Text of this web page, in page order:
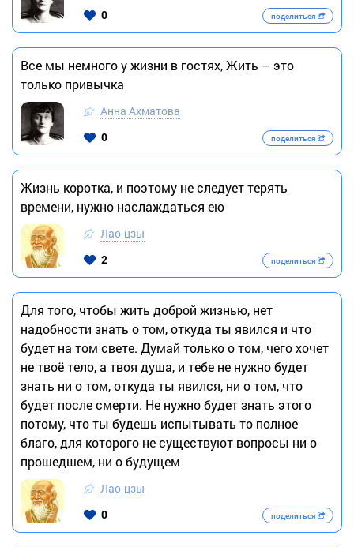
0 поделиться
Все мы немного у жизни в гостях, Жить – это
только привычка
Анна Ахматова
0
поделиться
Жизнь коротка, и поэтому не следует терять
времени, нужно наслаждаться ею
Лао-цзы
2
поделиться
Для того, чтобы жить доброй жизнью, нет
надобности знать о том, откуда ты явился и что
будет на том свете. Думай только о том, чего хочет
не твоё тело, а твоя душа, и тебе не нужно будет
знать ни о том, откуда ты явился, ни о том, что
будет после смерти. Не нужно будет знать этого
потому, что ты будешь испытывать то полное
благо, для которого не существуют вопросы ни о
прошедшем, ни о будущем
Лао-цзы
0
поделиться